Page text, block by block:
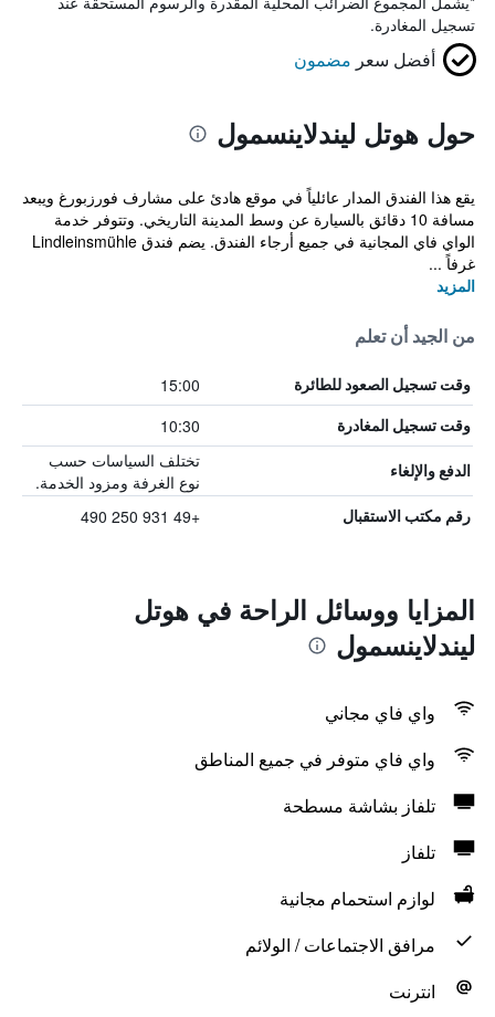
تسجيل المغادرة.
أفضل سعر مضمون
حول هوتل ليندلاينسمول
يقع هذا الفندق المدار عائلياً في موقع هادئ على مشارف فورزبورغ ويبعد
مسافة 10 دقائق بالسيارة عن وسط المدينة التاريخي. وتتوفر خدمة
الواي فاي المجانية في جميع أرجاء الفندق. يضم فندق Lindleinsmühle
غرفاً ...
المزيد
من الجيد أن تعلم
وقت تسجيل الصعود للطائرة 15:00
وقت تسجيل المغادرة 10:30
الدفع والإلغاء
تختلف السياسات حسب
نوع الغرفة ومزود الخدمة.
رقم مكتب الاستقبال +49 931 250 490
المزايا ووسائل الراحة في هوتل
ليندلاينسمول
واي فاي مجاني
واي فاي متوفر في جميع المناطق
تلفاز بشاشة مسطحة
تلفاز
لوازم استحمام مجانية
مرافق الاجتماعات / الولائم
انترنت